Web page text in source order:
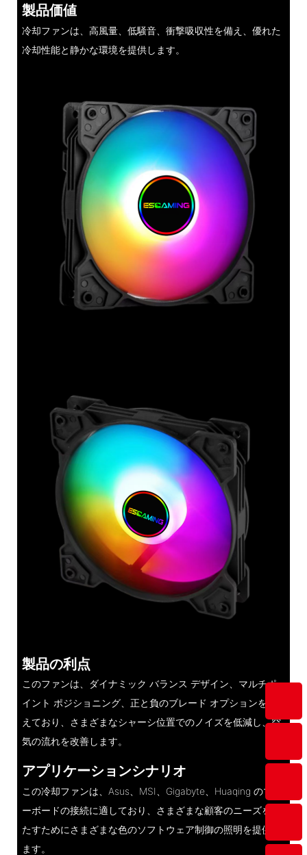
製品価値
冷却ファンは、高風量、低騒音、衝撃吸収性を備え、優れた
冷却性能と静かな環境を提供します。
製品の利点
このファンは、ダイナミック バランス デザイン、マルチポ
イント ポジショニング、正と負のブレード オプションを備
えており、さまざまなシャーシ位置でのノイズを低減し、空
気の流れを改善します。
アプリケーションシナリオ
この冷却ファンは、Asus、MSI、Gigabyte、Huaqing のマザ
ーボードの接続に適しており、さまざまな顧客のニーズを満
たすためにさまざまな色のソフトウェア制御の照明を提供し
ます。